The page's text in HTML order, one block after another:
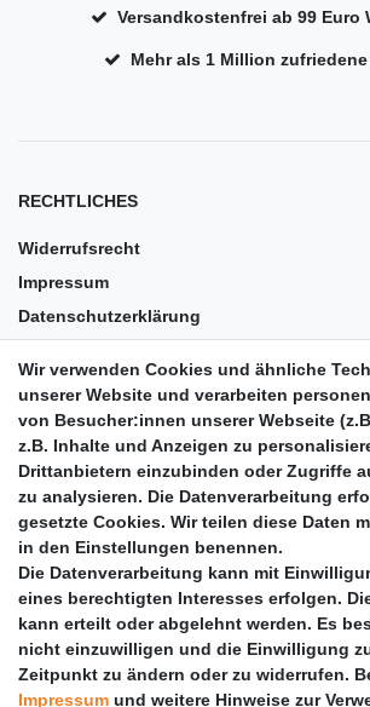
Versandkostenfrei ab 99 Euro
Mehr als 1 Million
RECHTLICHES
Widerrufsrecht
Impressum
Datenschutzerklärung
Barrierefreiheit
Anleitungen
Vertrag widerrufen
PARTNER
DHL
GLS
PaketPLUS
Wir verwenden Cookies und ähnliche
unserer Website und verarbeiten
von Besucher:innen unserer Webseite
z.B. Inhalte und Anzeigen zu
Drittanbietern einzubinden oder Zugriffe
zu analysieren. Die Datenverarbeitung
gesetzte Cookies. Wir teilen diese Daten
in den Einstellungen benennen.
Die Datenverarbeitung kann mit
eines berechtigten Interesses erfolgen.
kann erteilt oder abgelehnt werden. Es
nicht einzuwilligen und die Einwilligung
Zeitpunkt zu ändern oder zu widerrufen.
Impressum und weitere Hinweise zur